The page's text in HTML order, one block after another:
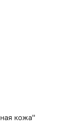
кожа"